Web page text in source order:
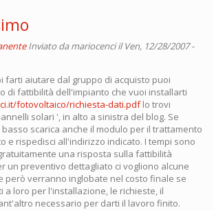
Inviato damariocenciil Ven, 12/28/2007 -
farti aiutare dal gruppo di acquisto puoi
di fattibilità dell'impianto che vuoi installarti
fotovoltaico/richiesta-dati.pdflo trovi
solari ', in alto a sinistra del blog. Se
scarica anche il modulo per il trattamento
e rispedisci all'indirizzo indicato. I tempi sono
una risposta sulla fattibilità
un preventivo dettagliato ci vogliono alcune
però verranno inglobate nel costo finale se
a loro per l'installazione, le richieste, il
necessario per darti il lavoro finito.